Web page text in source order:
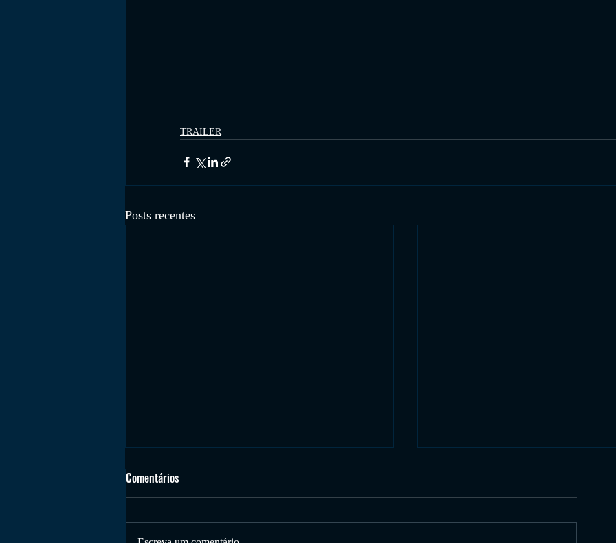
TRAILER
Posts recentes
Comentários